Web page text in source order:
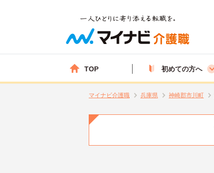
TOP 初めての方へ
マイナビ介護職 兵庫県 神崎郡市川町